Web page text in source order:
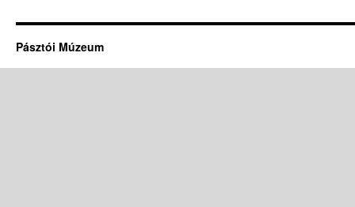
Pásztói Múzeum